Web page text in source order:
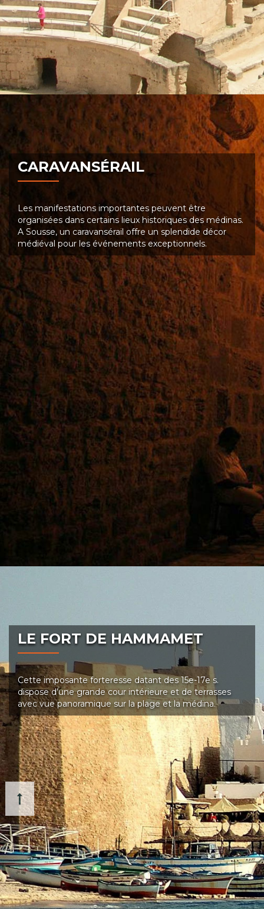
CARAVANSÉRAIL
Les manifestations importantes peuvent être
organisées dans certains lieux historiques des médinas.
A Sousse, un caravansérail offre un splendide décor
médiéval pour les événements exceptionnels.
LE FORT DE HAMMAMET
Cette imposante forteresse datant des 15e-17e s.
dispose d’une grande cour intérieure et de terrasses
avec vue panoramique sur la plage et la médina.